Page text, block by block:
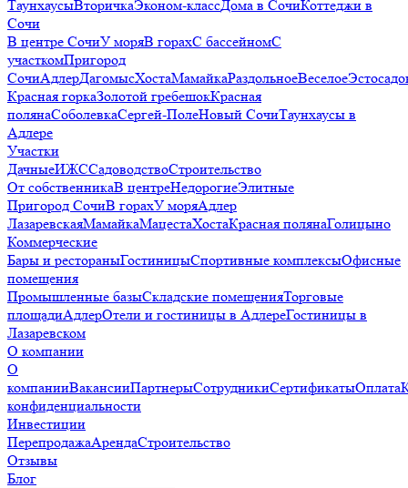
ТаунхаусыВторичкаЭконом-классДома в СочиКоттеджи в
Сочи
В центре СочиУ моряВ горахС бассейномС
участкомПригород
СочиАдлерДагомысХостаМамайкаРаздольноеВеселое
Красная горкаЗолотой гребешокКрасная
полянаСоболевкаСергей-ПолеНовый СочиТаунхаусы в
Адлере
Участки
ДачныеИЖССадоводствоСтроительство
От собственникаВ центреНедорогиеЭлитные
Пригород СочиВ горахУ моряАдлер
ЛазаревскаяМамайкаМацестаХостаКрасная полянаГолицыно
Коммерческие
Бары и рестораныГостиницыСпортивные комплексыОфисные
помещения
Промышленные базыСкладские помещенияТорговые
площадиАдлерОтели и гостиницы в АдлереГостиницы в
Лазаревском
О компании
О
компанииВакансииПартнерыСотрудникиСертификатыОплата
конфиденциальности
Инвестиции
ПерепродажаАрендаСтроительство
Отзывы
Блог